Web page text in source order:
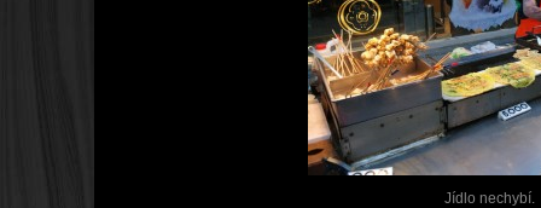
Jídlo nechybí.